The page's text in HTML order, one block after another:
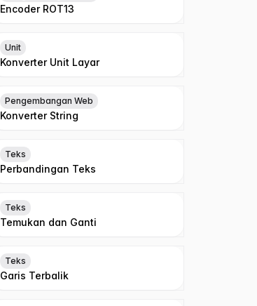
Encoder ROT13
Unit
Konverter Unit Layar
Pengembangan Web
Konverter String
Teks
Perbandingan Teks
Teks
Temukan dan Ganti
Teks
Garis Terbalik